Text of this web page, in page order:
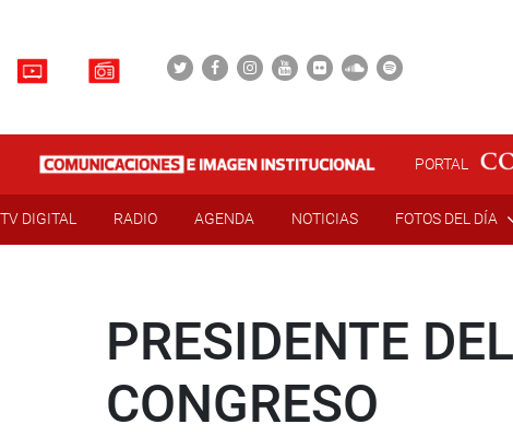
PORTAL
TV DIGITAL RADIO AGENDA NOTICIAS FOTOS DEL DÍA
PRESIDENTE
CONGRESO